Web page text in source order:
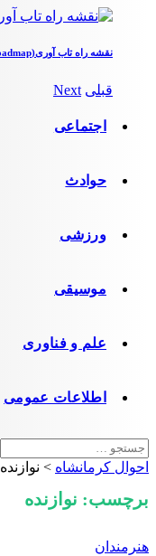
نقشه راه تاب آوری(Resilience roadmap)
قبلی Next
اجتماعی
حوادث
ورزشی
موسیقی
علم و فناوری
اطلاعات عمومی
جستجو
برای:
احوال کرمانشاه > نوازنده
برچسب: نوازنده
هنرمندان